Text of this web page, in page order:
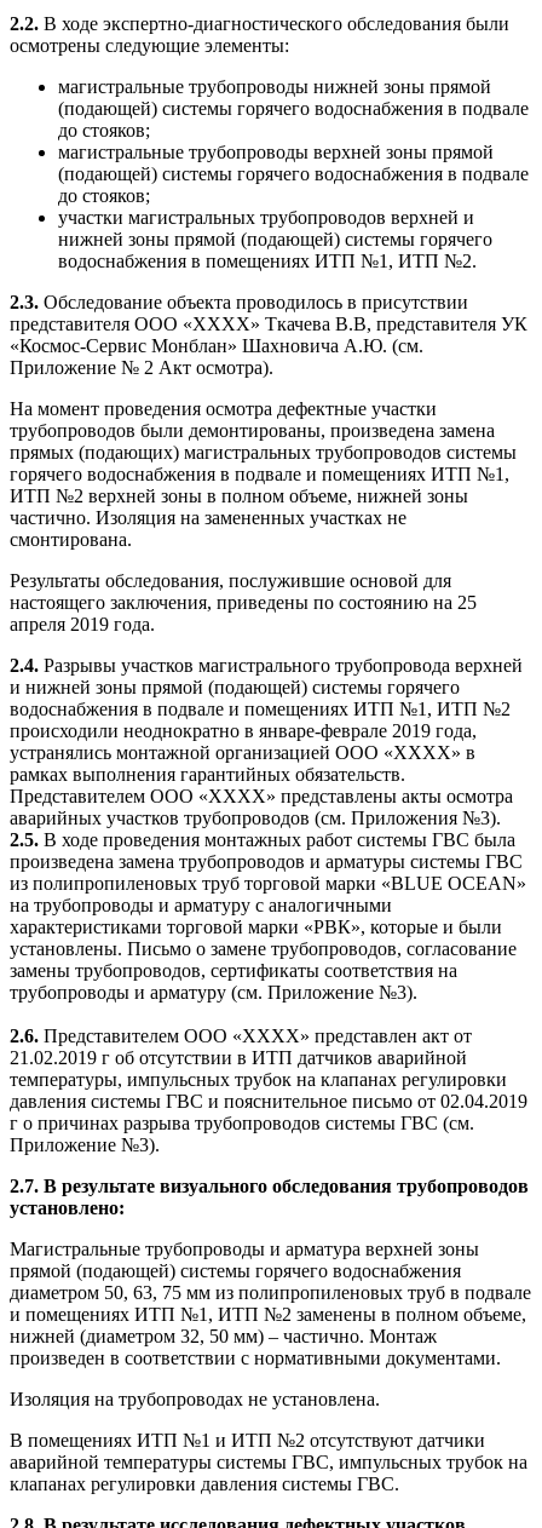
2.2. В ходе экспертно-диагностического обследования были
осмотрены следующие элементы:
магистральные трубопроводы нижней зоны прямой
(подающей) системы горячего водоснабжения в подвале
до стояков;
магистральные трубопроводы верхней зоны прямой
(подающей) системы горячего водоснабжения в подвале
до стояков;
участки магистральных трубопроводов верхней и
нижней зоны прямой (подающей) системы горячего
водоснабжения в помещениях ИТП №1, ИТП №2.
2.3. Обследование объекта проводилось в присутствии
представителя ООО «ХХХХ» Ткачева В.В, представителя УК
«Космос-Сервис Монблан» Шахновича А.Ю. (см.
Приложение № 2 Акт осмотра).
На момент проведения осмотра дефектные участки
трубопроводов были демонтированы, произведена замена
прямых (подающих) магистральных трубопроводов системы
горячего водоснабжения в подвале и помещениях ИТП №1,
ИТП №2 верхней зоны в полном объеме, нижней зоны
частично. Изоляция на замененных участках не
смонтирована.
Результаты обследования, послужившие основой для
настоящего заключения, приведены по состоянию на 25
апреля 2019 года.
2.4. Разрывы участков магистрального трубопровода верхней
и нижней зоны прямой (подающей) системы горячего
водоснабжения в подвале и помещениях ИТП №1, ИТП №2
происходили неоднократно в январе-феврале 2019 года,
устранялись монтажной организацией ООО «ХХХХ» в
рамках выполнения гарантийных обязательств.
Представителем ООО «ХХХХ» представлены акты осмотра
аварийных участков трубопроводов (см. Приложения №3).
2.5. В ходе проведения монтажных работ системы ГВС была
произведена замена трубопроводов и арматуры системы ГВС
из полипропиленовых труб торговой марки «BLUE OCEAN»
на трубопроводы и арматуру с аналогичными
характеристиками торговой марки «РВК», которые и были
установлены. Письмо о замене трубопроводов, согласование
замены трубопроводов, сертификаты соответствия на
трубопроводы и арматуру (см. Приложение №3).
2.6. Представителем ООО «ХХХХ» представлен акт от
21.02.2019 г об отсутствии в ИТП датчиков аварийной
температуры, импульсных трубок на клапанах регулировки
давления системы ГВС и пояснительное письмо от 02.04.2019
г о причинах разрыва трубопроводов системы ГВС (см.
Приложение №3).
2.7. В результате визуального обследования трубопроводов
установлено:
Магистральные трубопроводы и арматура верхней зоны
прямой (подающей) системы горячего водоснабжения
диаметром 50, 63, 75 мм из полипропиленовых труб в подвале
и помещениях ИТП №1, ИТП №2 заменены в полном объеме,
нижней (диаметром 32, 50 мм) – частично. Монтаж
произведен в соответствии с нормативными документами.
Изоляция на трубопроводах не установлена.
В помещениях ИТП №1 и ИТП №2 отсутствуют датчики
аварийной температуры системы ГВС, импульсных трубок на
клапанах регулировки давления системы ГВС.